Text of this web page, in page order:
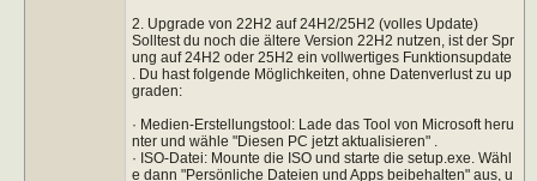
2. Upgrade von 22H2 auf 24H2/25H2 (volles Update)
Solltest du noch die ältere Version 22H2 nutzen, ist der Spr
ung auf 24H2 oder 25H2 ein vollwertiges Funktionsupdate
. Du hast folgende Möglichkeiten, ohne Datenverlust zu up
graden:
· Medien-Erstellungstool: Lade das Tool von Microsoft heru
nter und wähle "Diesen PC jetzt aktualisieren" .
· ISO-Datei: Mounte die ISO und starte die setup.exe. Wähl
e dann "Persönliche Dateien und Apps beibehalten" aus, u